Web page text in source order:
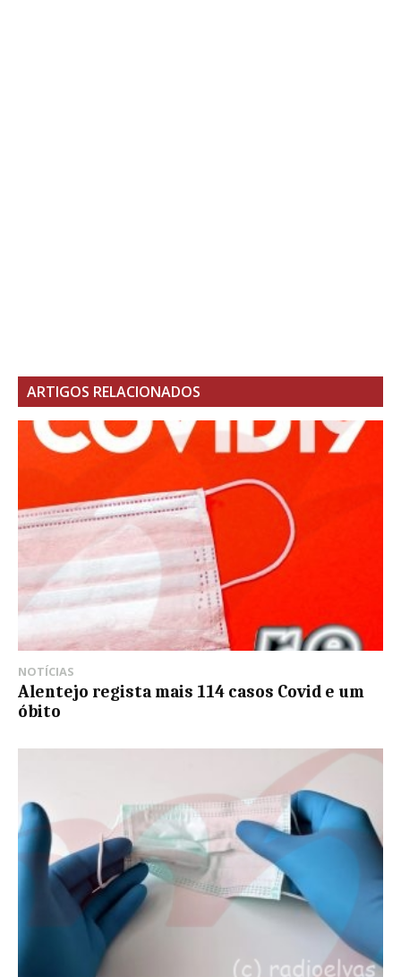
ARTIGOS RELACIONADOS
NOTÍCIAS
Alentejo regista mais 114 casos Covid e um
óbito